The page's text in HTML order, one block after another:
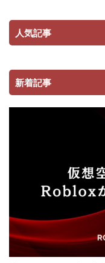
人気記事
新着記事